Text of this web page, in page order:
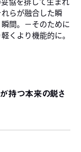
らが融合した瞬
間。－そのために
くより機能的に。
が持つ本来の鋭さ